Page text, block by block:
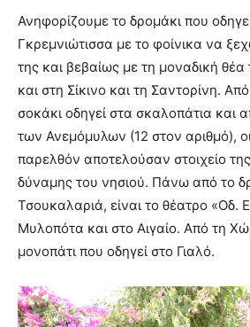
Ανηφορίζουμε το δρομάκι που
Γκρεμνιώτισσα με το φοίνικα να
της και βεβαίως με τη μοναδική
και στη Σίκινο και τη Σαντορίνη.
σοκάκι οδηγεί στα σκαλοπάτια και
των Ανεμόμυλων (12 στον αριθμό),
παρελθόν αποτελούσαν στοιχείο
δύναμης του νησιού. Πάνω από το
Τσουκαλαριά, είναι το θέατρο «Οδ.
Μυλοπότα και στο Αιγαίο. Από τη
μονοπάτι που οδηγεί στο Γιαλό.